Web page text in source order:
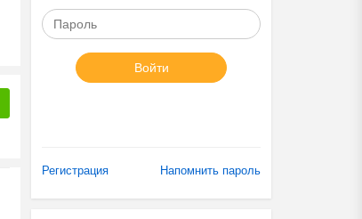
Войти
Регистрация Напомнить пароль